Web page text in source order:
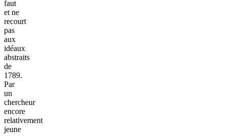
faut
et ne
recourt
pas
aux
idéaux
abstraits
de
1789.
Par
un
chercheur
encore
relativement
jeune